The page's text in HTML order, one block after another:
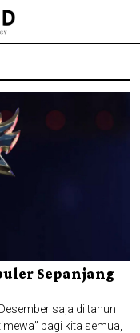
Sepanjang
saja di tahun
bagi kita semua,